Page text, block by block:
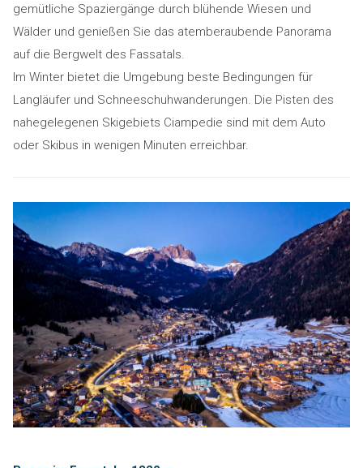
gemütliche Spaziergänge durch blühende Wiesen und
Wälder und genießen Sie das atemberaubende Panorama
auf die Bergwelt des Fassatals.
Im Winter bietet die Umgebung beste Bedingungen für
Langläufer und Schneeschuhwanderungen. Die Pisten des
nahegelegenen Skigebiets Ciampedie sind mit dem Auto
oder Skibus in wenigen Minuten erreichbar.